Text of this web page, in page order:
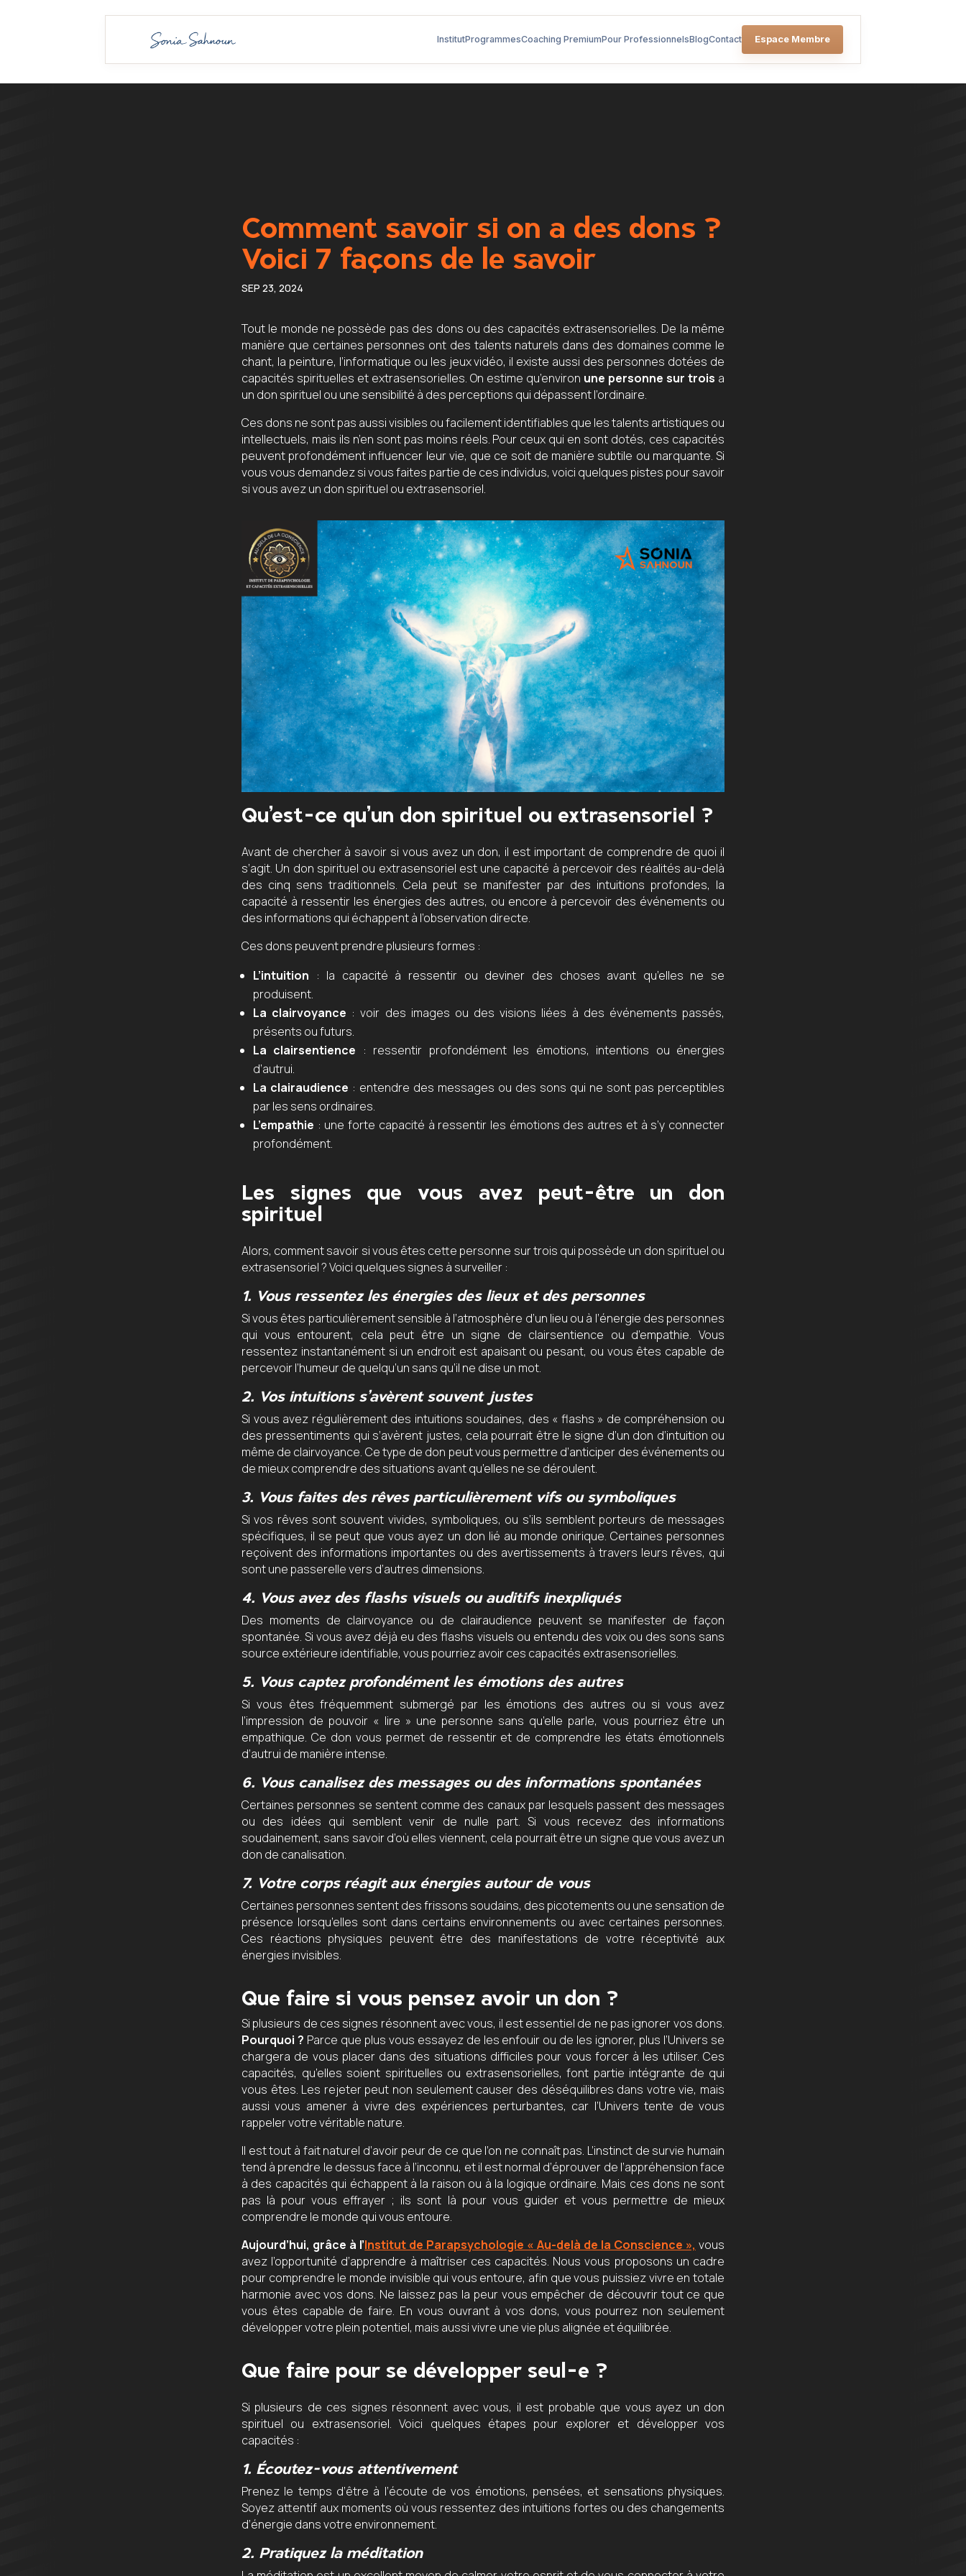
InstitutProgrammesCoaching PremiumPour ProfessionnelsBlogContact Espace Membre
Comment savoir si on a des dons ?
Voici 7 façons de le savoir
SEP 23, 2024
Tout le monde ne possède pas des dons ou des capacités extrasensorielles. De la même
manière que certaines personnes ont des talents naturels dans des domaines comme le
chant, la peinture, l’informatique ou les jeux vidéo, il existe aussi des personnes dotées de
capacités spirituelles et extrasensorielles. On estime qu’environ une personne sur trois a
un don spirituel ou une sensibilité à des perceptions qui dépassent l’ordinaire.
Ces dons ne sont pas aussi visibles ou facilement identifiables que les talents artistiques ou
intellectuels, mais ils n’en sont pas moins réels. Pour ceux qui en sont dotés, ces capacités
peuvent profondément influencer leur vie, que ce soit de manière subtile ou marquante. Si
vous vous demandez si vous faites partie de ces individus, voici quelques pistes pour savoir
si vous avez un don spirituel ou extrasensoriel.
Qu’est-ce qu’un don spirituel ou extrasensoriel ?
Avant de chercher à savoir si vous avez un don, il est important de comprendre de quoi il
s’agit. Un don spirituel ou extrasensoriel est une capacité à percevoir des réalités au-delà
des cinq sens traditionnels. Cela peut se manifester par des intuitions profondes, la
capacité à ressentir les énergies des autres, ou encore à percevoir des événements ou
des informations qui échappent à l’observation directe.
Ces dons peuvent prendre plusieurs formes :
L’intuition : la capacité à ressentir ou deviner des choses avant qu’elles ne se
produisent.
La clairvoyance : voir des images ou des visions liées à des événements passés,
présents ou futurs.
La clairsentience : ressentir profondément les émotions, intentions ou énergies
d’autrui.
La clairaudience : entendre des messages ou des sons qui ne sont pas perceptibles
par les sens ordinaires.
L’empathie : une forte capacité à ressentir les émotions des autres et à s’y connecter
profondément.
Les signes que vous avez peut-être un don
spirituel
Alors, comment savoir si vous êtes cette personne sur trois qui possède un don spirituel ou
extrasensoriel ? Voici quelques signes à surveiller :
1. Vous ressentez les énergies des lieux et des personnes
Si vous êtes particulièrement sensible à l’atmosphère d’un lieu ou à l’énergie des personnes
qui vous entourent, cela peut être un signe de clairsentience ou d’empathie. Vous
ressentez instantanément si un endroit est apaisant ou pesant, ou vous êtes capable de
percevoir l’humeur de quelqu’un sans qu’il ne dise un mot.
2. Vos intuitions s’avèrent souvent justes
Si vous avez régulièrement des intuitions soudaines, des « flashs » de compréhension ou
des pressentiments qui s’avèrent justes, cela pourrait être le signe d’un don d’intuition ou
même de clairvoyance. Ce type de don peut vous permettre d’anticiper des événements ou
de mieux comprendre des situations avant qu’elles ne se déroulent.
3. Vous faites des rêves particulièrement vifs ou symboliques
Si vos rêves sont souvent vivides, symboliques, ou s’ils semblent porteurs de messages
spécifiques, il se peut que vous ayez un don lié au monde onirique. Certaines personnes
reçoivent des informations importantes ou des avertissements à travers leurs rêves, qui
sont une passerelle vers d’autres dimensions.
4. Vous avez des flashs visuels ou auditifs inexpliqués
Des moments de clairvoyance ou de clairaudience peuvent se manifester de façon
spontanée. Si vous avez déjà eu des flashs visuels ou entendu des voix ou des sons sans
source extérieure identifiable, vous pourriez avoir ces capacités extrasensorielles.
5. Vous captez profondément les émotions des autres
Si vous êtes fréquemment submergé par les émotions des autres ou si vous avez
l’impression de pouvoir « lire » une personne sans qu’elle parle, vous pourriez être un
empathique. Ce don vous permet de ressentir et de comprendre les états émotionnels
d’autrui de manière intense.
6. Vous canalisez des messages ou des informations spontanées
Certaines personnes se sentent comme des canaux par lesquels passent des messages
ou des idées qui semblent venir de nulle part. Si vous recevez des informations
soudainement, sans savoir d’où elles viennent, cela pourrait être un signe que vous avez un
don de canalisation.
7. Votre corps réagit aux énergies autour de vous
Certaines personnes sentent des frissons soudains, des picotements ou une sensation de
présence lorsqu’elles sont dans certains environnements ou avec certaines personnes.
Ces réactions physiques peuvent être des manifestations de votre réceptivité aux
énergies invisibles.
Que faire si vous pensez avoir un don ?
Si plusieurs de ces signes résonnent avec vous, il est essentiel de ne pas ignorer vos dons.
Pourquoi ? Parce que plus vous essayez de les enfouir ou de les ignorer, plus l’Univers se
chargera de vous placer dans des situations difficiles pour vous forcer à les utiliser. Ces
capacités, qu’elles soient spirituelles ou extrasensorielles, font partie intégrante de qui
vous êtes. Les rejeter peut non seulement causer des déséquilibres dans votre vie, mais
aussi vous amener à vivre des expériences perturbantes, car l’Univers tente de vous
rappeler votre véritable nature.
Il est tout à fait naturel d’avoir peur de ce que l’on ne connaît pas. L’instinct de survie humain
tend à prendre le dessus face à l’inconnu, et il est normal d’éprouver de l’appréhension face
à des capacités qui échappent à la raison ou à la logique ordinaire. Mais ces dons ne sont
pas là pour vous effrayer ; ils sont là pour vous guider et vous permettre de mieux
comprendre le monde qui vous entoure.
Aujourd’hui, grâce à l’Institut de Parapsychologie « Au-delà de la Conscience », vous
avez l’opportunité d’apprendre à maîtriser ces capacités. Nous vous proposons un cadre
pour comprendre le monde invisible qui vous entoure, afin que vous puissiez vivre en totale
harmonie avec vos dons. Ne laissez pas la peur vous empêcher de découvrir tout ce que
vous êtes capable de faire. En vous ouvrant à vos dons, vous pourrez non seulement
développer votre plein potentiel, mais aussi vivre une vie plus alignée et équilibrée.
Que faire pour se développer seul-e ?
Si plusieurs de ces signes résonnent avec vous, il est probable que vous ayez un don
spirituel ou extrasensoriel. Voici quelques étapes pour explorer et développer vos
capacités :
1. Écoutez-vous attentivement
Prenez le temps d’être à l’écoute de vos émotions, pensées, et sensations physiques.
Soyez attentif aux moments où vous ressentez des intuitions fortes ou des changements
d’énergie dans votre environnement.
2. Pratiquez la méditation